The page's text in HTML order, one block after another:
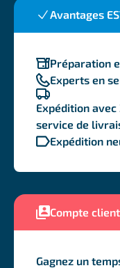
Avantages
Préparation
Experts en
Expédition
service de
Expédition
Compte client
Gagnez un